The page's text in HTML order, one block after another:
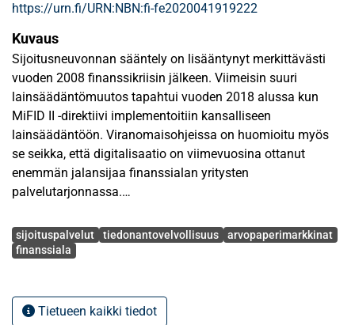
https://urn.fi/URN:NBN:fi-fe2020041919222
Kuvaus
Sijoitusneuvonnan sääntely on lisääntynyt merkittävästi
vuoden 2008 finanssikriisin jälkeen. Viimeisin suuri
lainsäädäntömuutos tapahtui vuoden 2018 alussa kun
MiFID II -direktiivi implementoitiin kansalliseen
lainsäädäntöön. Viranomaisohjeissa on huomioitu myös
se seikka, että digitalisaatio on viimevuosina ottanut
enemmän jalansijaa finanssialan yritysten
palvelutarjonnassa.
Tutkielmassa tarkastellaan asiakkaan yksilöllisten
ominaisuuksien vaikutusta sijoitusneuvojan ja asiakkaan
tietämys, iäkkyys, terveydentila, kielitaito ja se, jos asiakas
Avainsanat
sijoituspalvelut tiedonantovelvollisuus
arvopaperimarkkinat
finanssiala
Tietueen kaikki tiedot